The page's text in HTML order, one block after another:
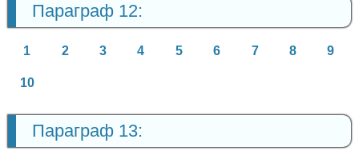
Параграф 12:
1 2 3 4 5 6 7 8 9
10
Параграф 13: